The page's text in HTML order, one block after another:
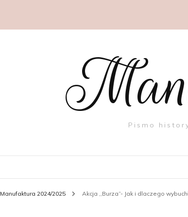
Pismo
Manufaktura 2024/2025 Akcja ,,Burza”- Jak i dlaczego